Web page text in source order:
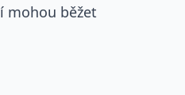
mohou běžet